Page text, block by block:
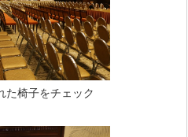
た椅子をチェック